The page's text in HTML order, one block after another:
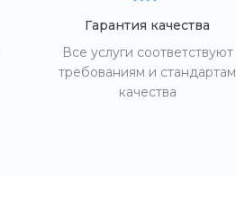
Гарантия качества
Все услуги соответствуют
требованиям и стандартам
качества